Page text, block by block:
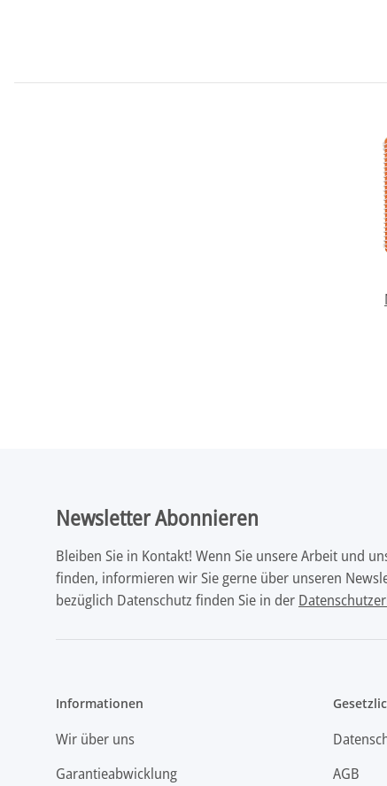
Newsletter Abonnieren
Bleiben Sie in Kontakt! Wenn Sie unsere Arbeit und
finden, informieren wir Sie gerne über unseren
bezüglich Datenschutz finden Sie in der
Informationen
Wir über uns
Garantieabwicklung
AGB